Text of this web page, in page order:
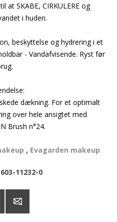
at SKABE, CIRKULERE og
i huden.
beskyttelse og hydrering i et
- Vandafvisende. Ryst før
dækning. For et optimalt
over hele ansigtet med
Brush n°24.
, Evagarden makeup
11232-0